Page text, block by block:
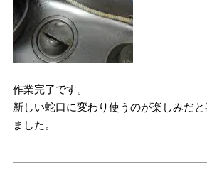
作業完了です。
新しい蛇口に変わり使うのが楽しみだ
ました。